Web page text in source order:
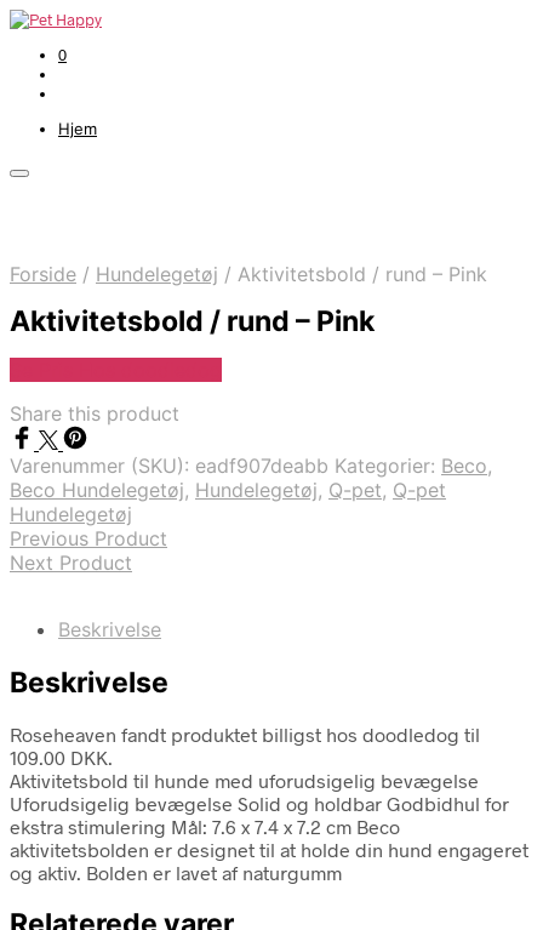
0
Hjem
Forside / Hundelegetøj / Aktivitetsbold / rund – Pink
Aktivitetsbold / rund – Pink
Share this product
Varenummer (SKU): eadf907deabb Kategorier: Beco,
Beco Hundelegetøj, Hundelegetøj, Q-pet, Q-pet
Hundelegetøj
Previous Product
Next Product
Beskrivelse
Beskrivelse
Roseheaven fandt produktet billigst hos doodledog til
109.00 DKK.
Aktivitetsbold til hunde med uforudsigelig bevægelse
Uforudsigelig bevægelse Solid og holdbar Godbidhul for
ekstra stimulering Mål: 7.6 x 7.4 x 7.2 cm Beco
aktivitetsbolden er designet til at holde din hund engageret
og aktiv. Bolden er lavet af naturgumm